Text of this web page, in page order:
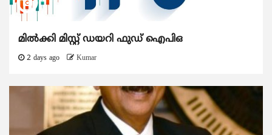
മിൽക്കി മിസ്റ്റ് ഡയറി ഫുഡ് ഐപിഒ
2 days ago Kumar